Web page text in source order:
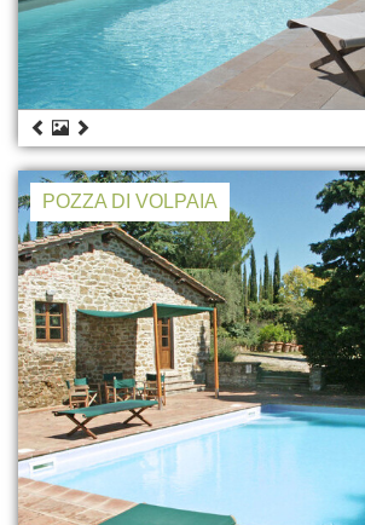
POZZA DI VOLPAIA